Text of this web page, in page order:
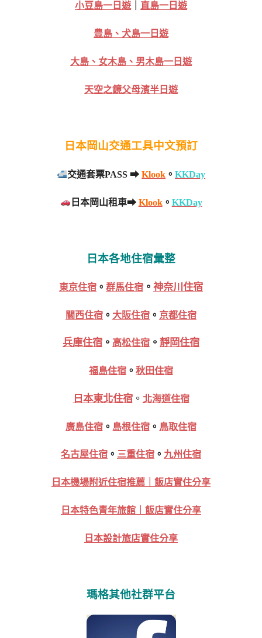
小豆島一日遊 直島一日遊
豊島、犬島一日遊
大島、女木島、男木島一日遊
天空之鏡父母濱半日遊
日本岡山交通工具中文預訂
交通套票PASS ➡Klook 。KKDay
日本岡山租車➡ Klook。 KKDay
日本各地住宿彙整
東京住宿 。 群馬住宿 。 神奈川住宿
關西住宿 。 大阪住宿 。 京都住宿
兵庫住宿 。 高松住宿 。 靜岡住宿
福島住宿 。 秋田住宿
日本東北住宿。 北海道住宿
廣島住宿 。 島根住宿 。 鳥取住宿
名古屋住宿 。 三重住宿 。 九州住宿
日本機場附近住宿推薦｜飯店實住分享
日本特色青年旅館｜飯店實住分享
日本設計旅店實住分享
瑪格其他社群平台